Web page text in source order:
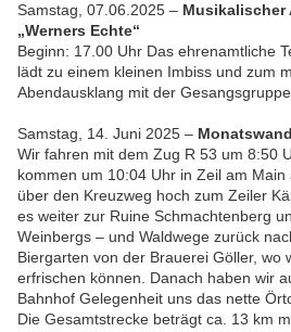
Samstag, 07.06.2025 – Musikalischer
„Werners Echte“
Beginn: 17.00 Uhr Das ehrenamtliche
lädt zu einem kleinen Imbiss und zum
Abendausklang mit der Gesangsgruppe
Samstag, 14. Juni 2025 –
Wir fahren mit dem Zug R 53 um 8:50
kommen um 10:04 Uhr in Zeil am
über den Kreuzweg hoch zum Zeiler
es weiter zur Ruine Schmachtenberg
Weinbergs – und Waldwege zurück
Biergarten von der Brauerei Göller, wo
erfrischen können. Danach haben wir
Bahnhof Gelegenheit uns das nette
Die Gesamtstrecke beträgt ca. 13 km